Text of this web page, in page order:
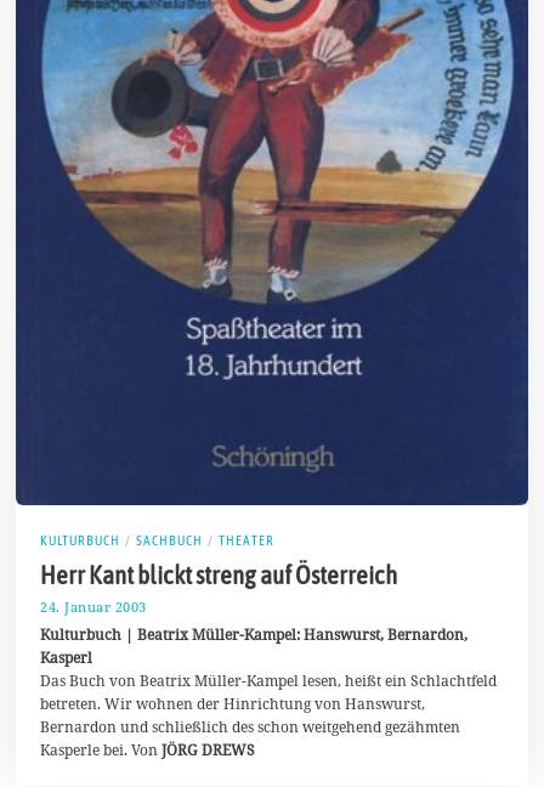
KULTURBUCH / SACHBUCH / THEATER
Herr Kant blickt streng auf Österreich
24. Januar 2003
J
l
i
0
2
Kulturbuch | Beatrix Müller-Kampel: Hanswurst, Bernardon,
Kasperl
Das Buch von Beatrix Müller-Kampel lesen, heißt ein Schlachtfeld
betreten. Wir wohnen der Hinrichtung von Hanswurst,
Bernardon und schließlich des schon weitgehend gezähmten
Kasperle bei. VonJÖRG DREWS